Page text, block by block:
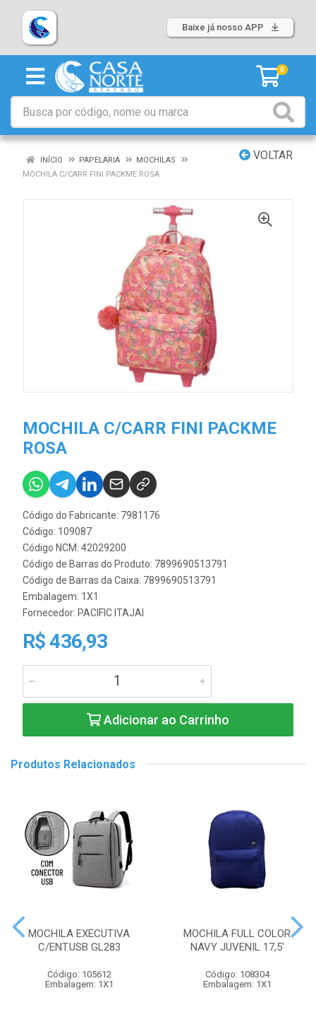
Baixe já nosso APP
0
VOLTAR
INÍCIO PAPELARIA
MOCHILAS
MOCHILA C/CARR FINI PACKME ROSA
MOCHILA C/CARR FINI PACKME
ROSA
Código do Fabricante: 7981176
Código: 109087
Código NCM: 42029200
Código de Barras do Produto: 7899690513791
Código de Barras da Caixa: 7899690513791
Embalagem: 1X1
Fornecedor: PACIFIC ITAJAI
R$ 436,93
Adicionar ao Carrinho
Produtos Relacionados
MOCHILA EXECUTIVA
C/ENT.USB GL283
Código: 105612
Embalagem: 1X1
MOCHILA FULL COLOR
NAVY JUVENIL 17,5'
Código: 108304
Embalagem: 1X1